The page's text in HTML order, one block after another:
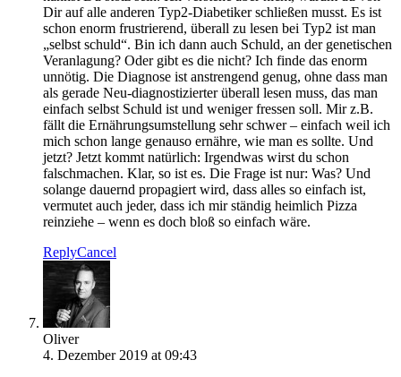
Dir auf alle anderen Typ2-Diabetiker schließen musst. Es ist
schon enorm frustrierend, überall zu lesen bei Typ2 ist man
„selbst schuld“. Bin ich dann auch Schuld, an der genetischen
Veranlagung? Oder gibt es die nicht? Ich finde das enorm
unnötig. Die Diagnose ist anstrengend genug, ohne dass man
als gerade Neu-diagnostizierter überall lesen muss, das man
einfach selbst Schuld ist und weniger fressen soll. Mir z.B.
fällt die Ernährungsumstellung sehr schwer – einfach weil ich
mich schon lange genauso ernähre, wie man es sollte. Und
jetzt? Jetzt kommt natürlich: Irgendwas wirst du schon
falschmachen. Klar, so ist es. Die Frage ist nur: Was? Und
solange dauernd propagiert wird, dass alles so einfach ist,
vermutet auch jeder, dass ich mir ständig heimlich Pizza
reinziehe – wenn es doch bloß so einfach wäre.
ReplyCancel
Oliver
4. Dezember 2019 at 09:43